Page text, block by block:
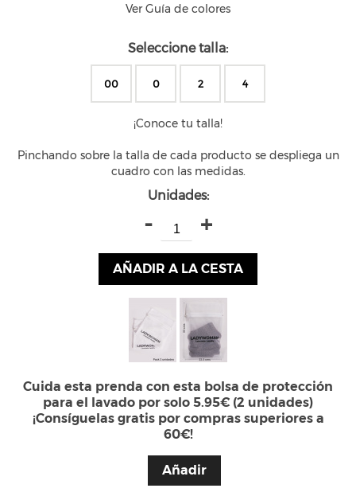
Ver Guía de colores
Seleccione talla:
00 0 2 4
¡Conoce tu talla!
Pinchando sobre la talla de cada producto se despliega un
cuadro con las medidas.
Unidades:
- +
AÑADIR A LA CESTA
Cuida esta prenda con esta bolsa de protección
para el lavado por solo 5.95€ (2 unidades)
¡Consíguelas gratis por compras superiores a
60€!
Añadir